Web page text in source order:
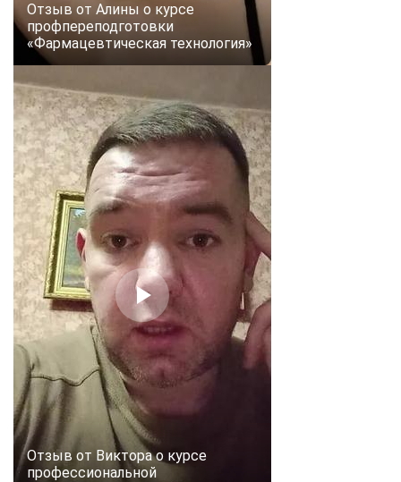
Отзыв от Алины о курсе
профпереподготовки
«Фармацевтическая технология»
Отзыв от Виктора о курсе
профессиональной